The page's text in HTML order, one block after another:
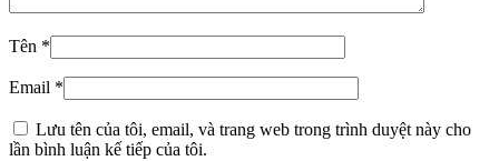
Tên *
Email *
Lưu tên của tôi, email, và trang web trong trình duyệt này cho
lần bình luận kế tiếp của tôi.